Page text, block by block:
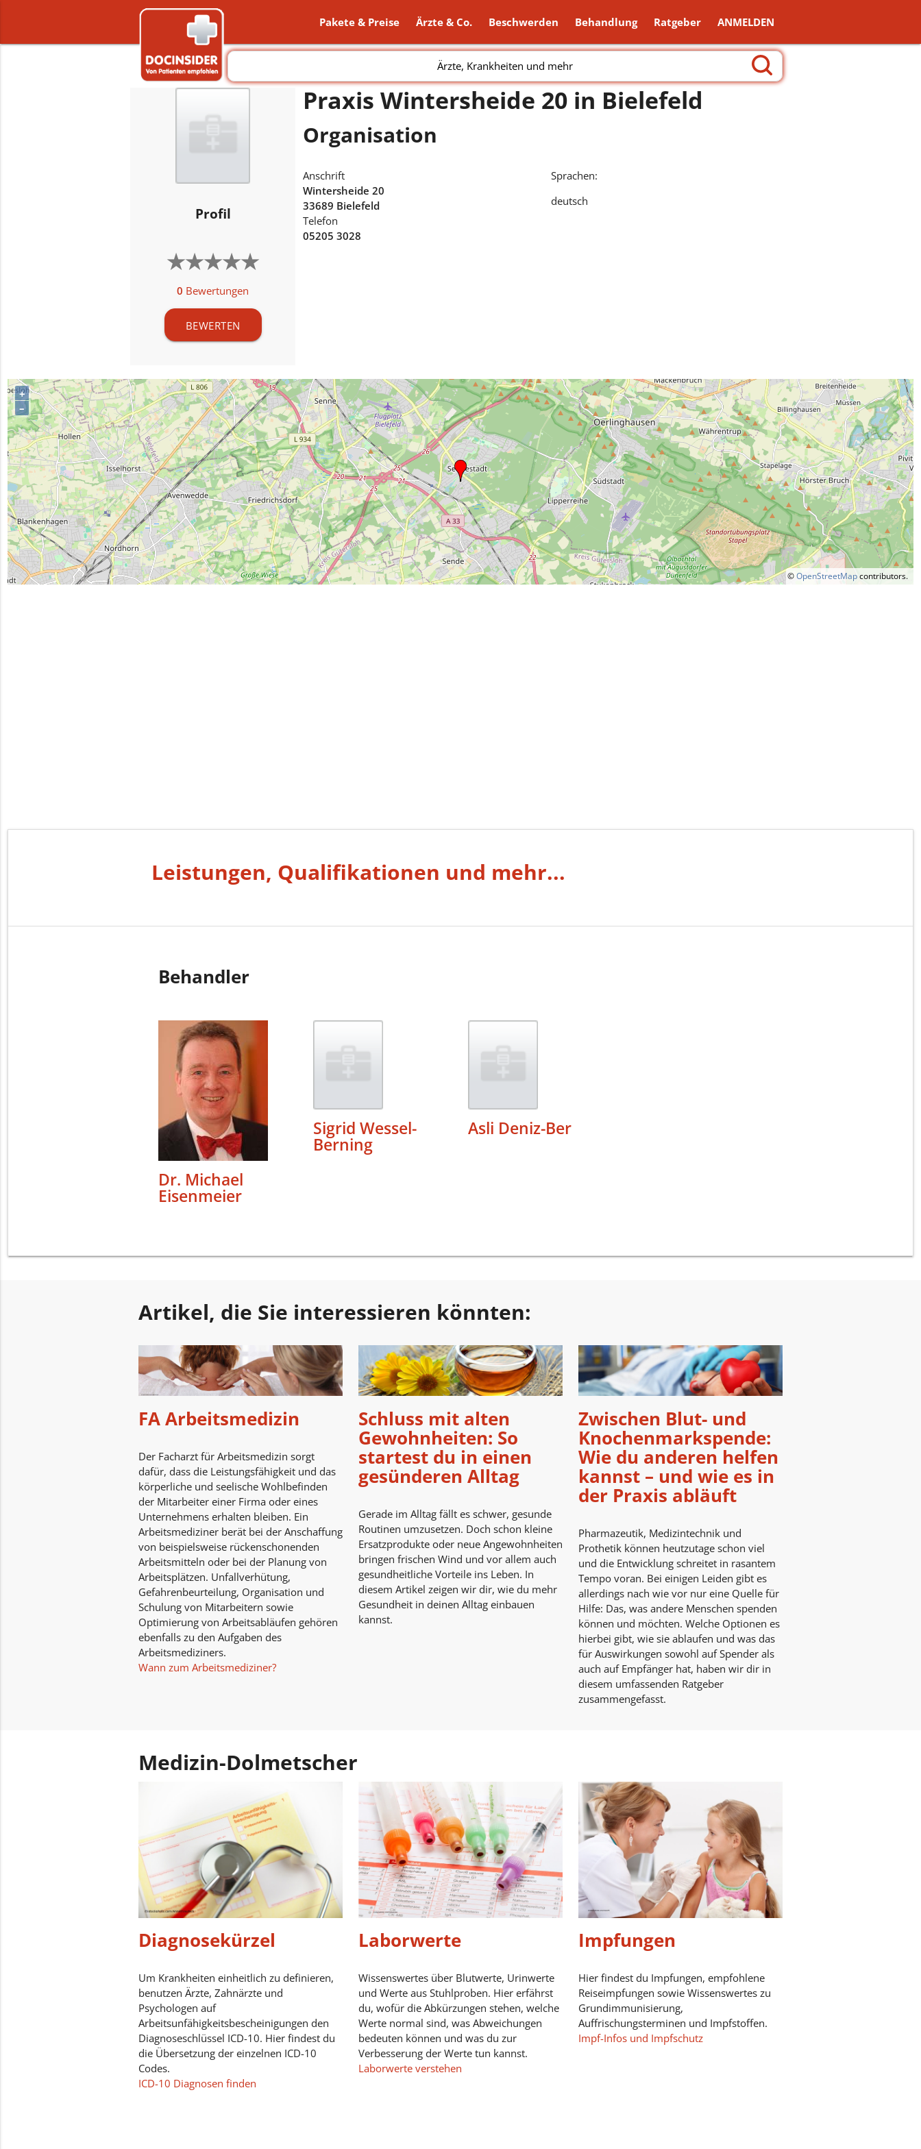
Pakete & Preise Ärzte & Co. Beschwerden Behandlung Ratgeber ANMELDEN
Ärzte, Krankheiten und mehr
Profil
★★★★★
★★★★★
0 Bewertungen
BEWERTEN
Praxis Wintersheide 20 in Bielefeld
Organisation
Anschrift
Wintersheide 20
33689 Bielefeld
Telefon
05205 3028
Sprachen:
deutsch
+
–
©OpenStreetMapcontributors.
Leistungen, Qualifikationen und mehr...
Behandler
Dr. Michael
Eisenmeier
Sigrid Wessel-
Berning
Asli Deniz-Ber
Artikel, die Sie interessieren könnten:
FA Arbeitsmedizin
Der Facharzt für Arbeitsmedizin sorgt
dafür, dass die Leistungsfähigkeit und das
körperliche und seelische Wohlbefinden
der Mitarbeiter einer Firma oder eines
Unternehmens erhalten bleiben. Ein
Arbeitsmediziner berät bei der Anschaffung
von beispielsweise rückenschonenden
Arbeitsmitteln oder bei der Planung von
Arbeitsplätzen. Unfallverhütung,
Gefahrenbeurteilung, Organisation und
Schulung von Mitarbeitern sowie
Optimierung von Arbeitsabläufen gehören
ebenfalls zu den Aufgaben des
Arbeitsmediziners.
Wann zum Arbeitsmediziner?
Schluss mit alten
Gewohnheiten: So
startest du in einen
gesünderen Alltag
Gerade im Alltag fällt es schwer, gesunde
Routinen umzusetzen. Doch schon kleine
Ersatzprodukte oder neue Angewohnheiten
bringen frischen Wind und vor allem auch
gesundheitliche Vorteile ins Leben. In
diesem Artikel zeigen wir dir, wie du mehr
Gesundheit in deinen Alltag einbauen
kannst.
Zwischen Blut- und
Knochenmarkspende:
Wie du anderen helfen
kannst – und wie es in
der Praxis abläuft
Pharmazeutik, Medizintechnik und
Prothetik können heutzutage schon viel
und die Entwicklung schreitet in rasantem
Tempo voran. Bei einigen Leiden gibt es
allerdings nach wie vor nur eine Quelle für
Hilfe: Das, was andere Menschen spenden
können und möchten. Welche Optionen es
hierbei gibt, wie sie ablaufen und was das
für Auswirkungen sowohl auf Spender als
auch auf Empfänger hat, haben wir dir in
diesem umfassenden Ratgeber
zusammengefasst.
Medizin-Dolmetscher
Diagnosekürzel
Um Krankheiten einheitlich zu definieren,
benutzen Ärzte, Zahnärzte und
Psychologen auf
Arbeitsunfähigkeitsbescheinigungen den
Diagnoseschlüssel ICD-10. Hier findest du
die Übersetzung der einzelnen ICD-10
Codes.
ICD-10 Diagnosen finden
Laborwerte
Wissenswertes über Blutwerte, Urinwerte
und Werte aus Stuhlproben. Hier erfährst
du, wofür die Abkürzungen stehen, welche
Werte normal sind, was Abweichungen
bedeuten können und was du zur
Verbesserung der Werte tun kannst.
Laborwerte verstehen
Impfungen
Hier findest du Impfungen, empfohlene
Reiseimpfungen sowie Wissenswertes zu
Grundimmunisierung,
Auffrischungsterminen und Impfstoffen.
Impf-Infos und Impfschutz